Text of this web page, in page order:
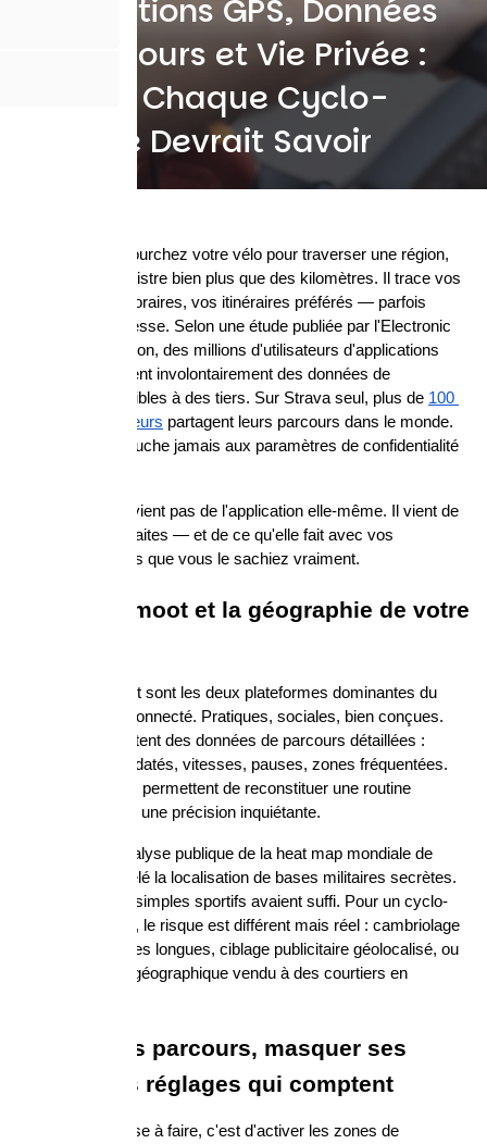
Applications GPS, Données
de Parcours et Vie Privée :
Ce Que Chaque Cyclo-
Touriste Devrait Savoir
Quand vous enfourchez votre vélo pour traverser une région,
votre GPS enregistre bien plus que des kilomètres. Il trace vos
habitudes, vos horaires, vos itinéraires préférés — parfois
même votre adresse. Selon une étude publiée par l'Electronic
Frontier Foundation, des millions d'utilisateurs d'applications
sportives exposent involontairement des données de
localisation sensibles à des tiers. Sur Strava seul, plus de 100
millions d'utilisateurs partagent leurs parcours dans le monde.
La majorité ne touche jamais aux paramètres de confidentialité
Le problème ne vient pas de l'application elle-même. Il vient de
ce que vous en faites — et de ce qu'elle fait avec vos
informations sans que vous le sachiez vraiment.
Strava, Komoot et la géographie de votre
Strava et Komoot sont les deux plateformes dominantes du
cyclo-tourisme connecté. Pratiques, sociales, bien conçues.
Mais elles collectent des données de parcours détaillées :
points GPS horodatés, vitesses, pauses, zones fréquentées.
Ces informations permettent de reconstituer une routine
quotidienne avec une précision inquiétante.
En 2018, une analyse publique de la heat map mondiale de
Strava avait révélé la localisation de bases militaires secrètes.
Les données de simples sportifs avaient suffi. Pour un cyclo-
touriste ordinaire, le risque est différent mais réel : cambriolage
pendant les sorties longues, ciblage publicitaire géolocalisé, ou
simple profilage géographique vendu à des courtiers en
Chiffrer ses parcours, masquer ses
traces : les réglages qui comptent
La première chose à faire, c'est d'activer les zones de